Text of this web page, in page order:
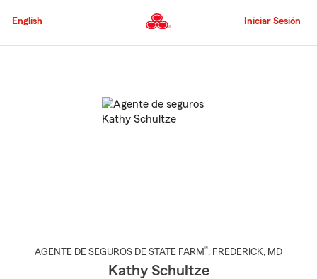
al
principal
English Iniciar Sesión
AGENTE DE SEGUROS DE STATE FARM®, FREDERICK, MD
Kathy Schultze